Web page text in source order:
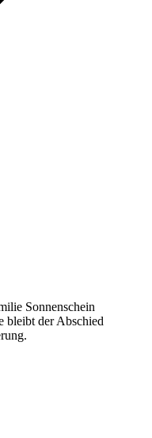
Sonnenschein
der Abschied